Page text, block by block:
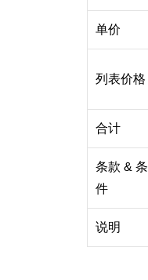
单价
列表价格
合计
条款 & 条
件
说明